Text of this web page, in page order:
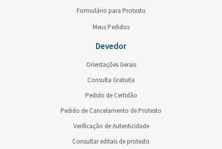
Formulário para Protesto
Meus Pedidos
Devedor
Orientações Gerais
Consulta Gratuita
Pedido de Certidão
Pedido de Cancelamento de Protesto
Verificação de Autenticidade
Consultar editais de protesto